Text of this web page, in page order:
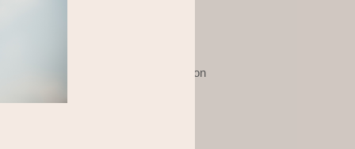
une concentration sans tension